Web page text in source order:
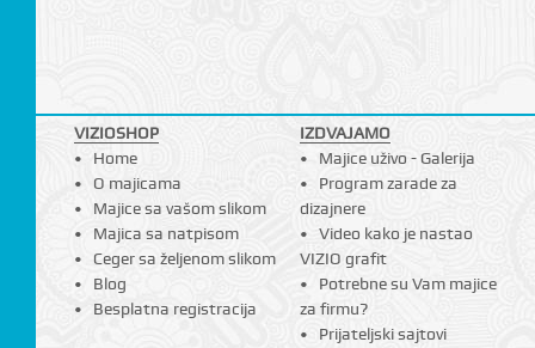
VIZIOSHOP
Home
O majicama
Majice sa vašom slikom
Majica sa natpisom
Ceger sa željenom slikom
Blog
Besplatna registracija
IZDVAJAMO
Majice uživo - Galerija
Program zarade za
dizajnere
Video kako je nastao
VIZIO grafit
Potrebne su Vam majice
za firmu?
Prijateljski sajtovi